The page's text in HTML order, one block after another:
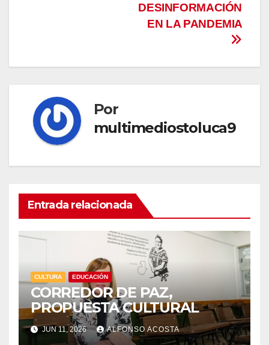
DESINFORMACIÓN
EN LA PANDEMIA
Por
multimediostoluca9
Entrada relacionada
CULTURA EDUCACIÓN
CORREDOR DE PAZ,
PROPUESTA CULTURAL
JUN 11, 2026 ALFONSO ACOSTA